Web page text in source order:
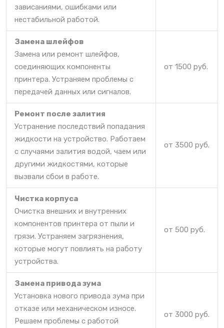
зависаниями, ошибками или
нестабильной работой.
Замена шлейфов
Замена или ремонт шлейфов,
соединяющих компоненты
принтера. Устраняем проблемы с
передачей данных или сигналов.
от 1500 руб.
Ремонт после залития
Устранение последствий попадания
жидкости на устройство. Работаем
с случаями залития водой, чаем или
другими жидкостями, которые
вызвали сбои в работе.
от 3500 руб.
Чистка корпуса
Очистка внешних и внутренних
компонентов принтера от пыли и
грязи. Устраняем загрязнения,
которые могут повлиять на работу
устройства.
от 500 руб.
Замена привода зума
Установка нового привода зума при
отказе или механическом износе.
Решаем проблемы с работой
от 3000 руб.